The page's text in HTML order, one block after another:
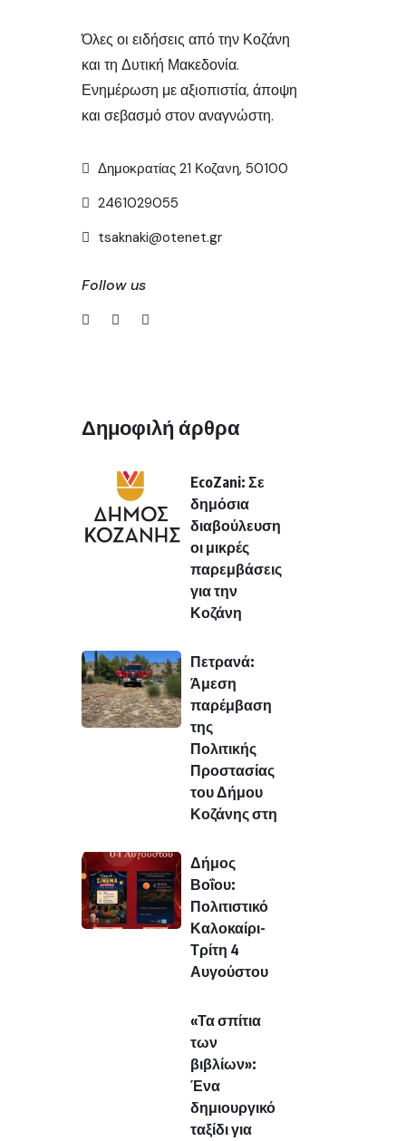
Όλες οι ειδήσεις από την Κοζάνη
και τη Δυτική Μακεδονία.
Ενημέρωση με αξιοπιστία, άποψη
και σεβασμό στον αναγνώστη.
Δημοκρατίας 21 Κοζανη, 50100
2461029055
tsaknaki@otenet.gr
Follow us
Δημοφιλή άρθρα
EcoZani: Σε
δημόσια
διαβούλευση
οι μικρές
παρεμβάσεις
για την
Κοζάνη
Πετρανά:
Άμεση
παρέμβαση
της
Πολιτικής
Προστασίας
του Δήμου
Κοζάνης στη
Δήμος
Βοΐου:
Πολιτιστικό
Καλοκαίρι-
Τρίτη 4
Αυγούστου
«Τα σπίτια
των
βιβλίων»:
Ένα
δημιουργικό
ταξίδι για